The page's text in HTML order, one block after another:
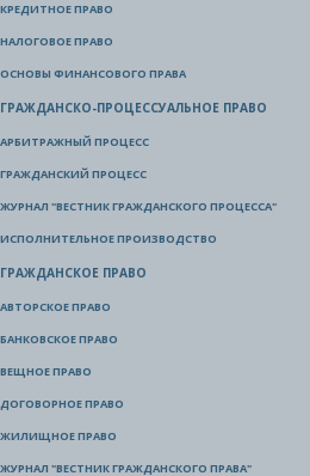
КРЕДИТНОЕ ПРАВО
НАЛОГОВОЕ ПРАВО
ОСНОВЫ ФИНАНСОВОГО ПРАВА
ГРАЖДАНСКО-ПРОЦЕССУАЛЬНОЕ ПРАВО
АРБИТРАЖНЫЙ ПРОЦЕСС
ГРАЖДАНСКИЙ ПРОЦЕСС
ЖУРНАЛ "ВЕСТНИК ГРАЖДАНСКОГО ПРОЦЕССА"
ИСПОЛНИТЕЛЬНОЕ ПРОИЗВОДСТВО
ГРАЖДАНСКОЕ ПРАВО
АВТОРСКОЕ ПРАВО
БАНКОВСКОЕ ПРАВО
ВЕЩНОЕ ПРАВО
ДОГОВОРНОЕ ПРАВО
ЖИЛИЩНОЕ ПРАВО
ЖУРНАЛ "ВЕСТНИК ГРАЖДАНСКОГО ПРАВА"